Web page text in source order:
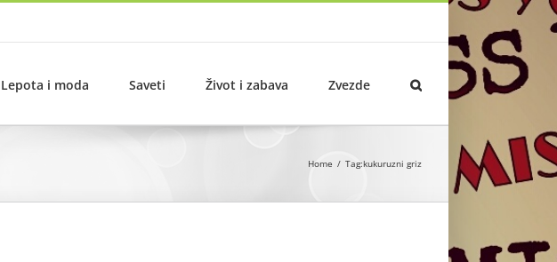
Lepota i moda Saveti Život i zabava Zvezde
Home Tag:kukuruzni griz